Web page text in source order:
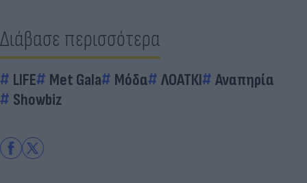
Διάβασε περισσότερα
LIFE Met Gala Μόδα ΛΟΑΤΚΙ
Αναπηρία
Showbiz